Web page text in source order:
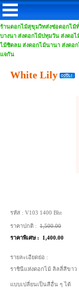
ร้านดอกไม้สุขุมวิทส่งช่อดอกไม้
บางนา ส่งดอกไม้ปทุมวัน ส่งดอ
ไม้ชิดลม ส่งดอกไม้นานา ส่งดอ
แจกัน
White Lily
รหัส : V103 1400 Bht
ราคาปกติ : 1,500.00
ราคาพิเศษ :
1,400.00
รายละเอียดย่อ :
ราชินีแห่งดอกไม้ ลิลลี่สีขาว
แบบเปลี่ยนเป็นสีอื่น ๆ ได้